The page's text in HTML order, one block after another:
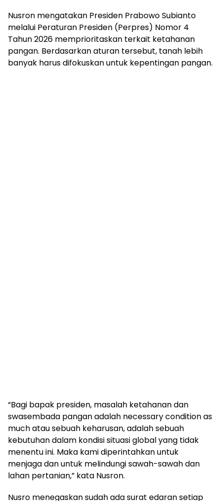
Nusron mengatakan Presiden Prabowo Subianto
melalui Peraturan Presiden (Perpres) Nomor 4
Tahun 2026 memprioritaskan terkait ketahanan
pangan. Berdasarkan aturan tersebut, tanah lebih
banyak harus difokuskan untuk kepentingan pangan.
“Bagi bapak presiden, masalah ketahanan dan
swasembada pangan adalah necessary condition as
much atau sebuah keharusan, adalah sebuah
kebutuhan dalam kondisi situasi global yang tidak
menentu ini. Maka kami diperintahkan untuk
menjaga dan untuk melindungi sawah-sawah dan
lahan pertanian,” kata Nusron.
Nusro menegaskan sudah ada surat edaran setiap